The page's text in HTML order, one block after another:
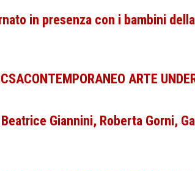
in presenza con i bambini
ARTE
Giannini, Roberta Gorni,